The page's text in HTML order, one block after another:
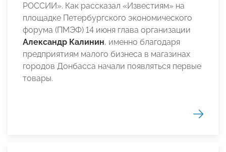
РОССИИ». Как рассказал «Известиям» на
площадке Петербургского экономического
форума (ПМЭФ) 14 июня глава организации
Александр Калинин, именно благодаря
предприятиям малого бизнеса в магазинах
городов Донбасса начали появляться первые
товары.